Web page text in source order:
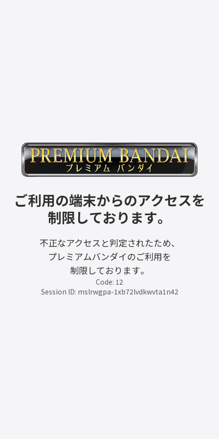
ご利用の端末からのアクセスを
制限しております。
不正なアクセスと判定されたため、
プレミアムバンダイのご利用を
制限しております。
Code: 12
Session ID: mslrwgpa-1xb72lvdkwvta1n42